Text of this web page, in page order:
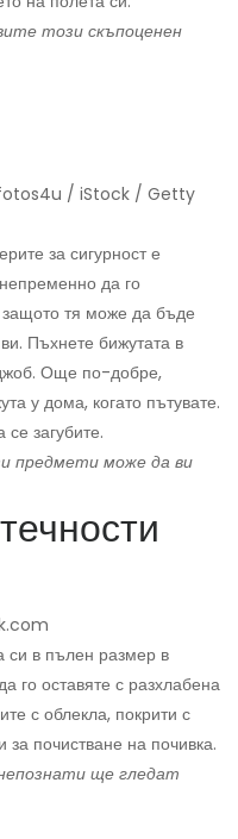
този скъпоценен
/ iStock / Getty
за сигурност е
да го
защото тя може да бъде
Пъхнете бижутата в
Още по-добре,
у дома, когато пътувате.
загубите.
предмети може да ви
в пълен размер в
го оставяте с разхлабена
с облекла, покрити с
почистване на почивка.
ще гледат